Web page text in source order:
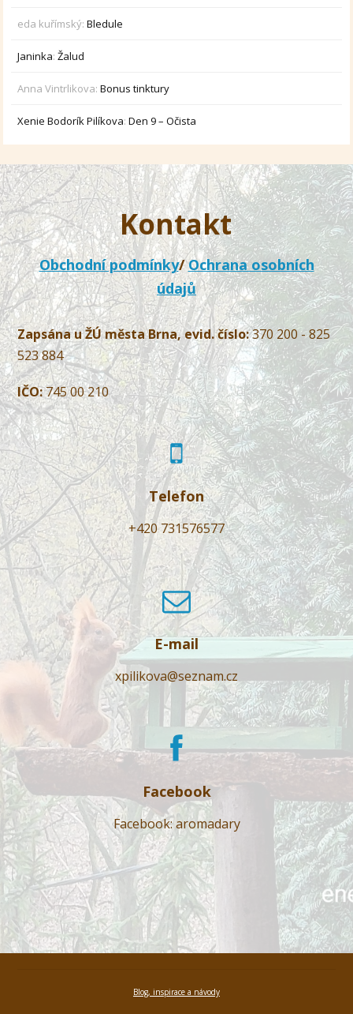
eda kuřímský:Bledule
Janinka:Žalud
Anna Vintrlikova:Bonus tinktury
Xenie Bodorík Pilíkova:Den 9 – Očista
Kontakt
Obchodní podmínky/Ochrana osobních
údajů
Zapsána u ŽÚ města Brna, evid. číslo:370 200 - 825
523 884
IČO:745 00 210
Telefon
+420 731576577
E-mail
xpilikova@seznam.cz
Facebook
Facebook: aromadary
Blog, inspirace a návody